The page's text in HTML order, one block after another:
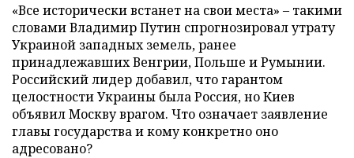
«Все исторически встанет на свои места» – такими
словами Владимир Путин спрогнозировал утрату
Украиной западных земель, ранее
принадлежавших Венгрии, Польше и Румынии.
Российский лидер добавил, что гарантом
целостности Украины была Россия, но Киев
объявил Москву врагом. Что означает заявление
главы государства и кому конкретно оно
адресовано?